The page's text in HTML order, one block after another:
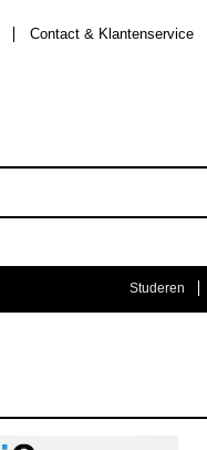
Contact & Klantenservice
Studeren